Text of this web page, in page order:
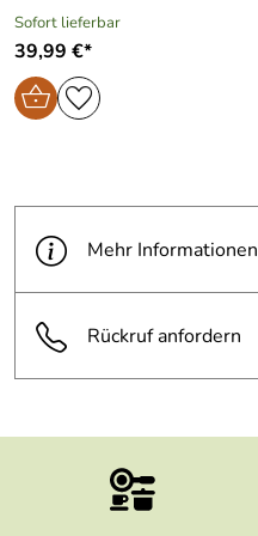
Sofort lieferbar
39,99 €*
Mehr Informationen
Rückruf anfordern